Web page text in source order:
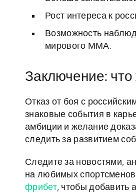
Рост интереса к
Возможность
мирового ММА.
Заключение:
Отказ от боя с
знаковые события в
амбиции и желание
следить за развитием
Следите за новостями,
на любимых спортсменов
фрибет, чтобы добавить